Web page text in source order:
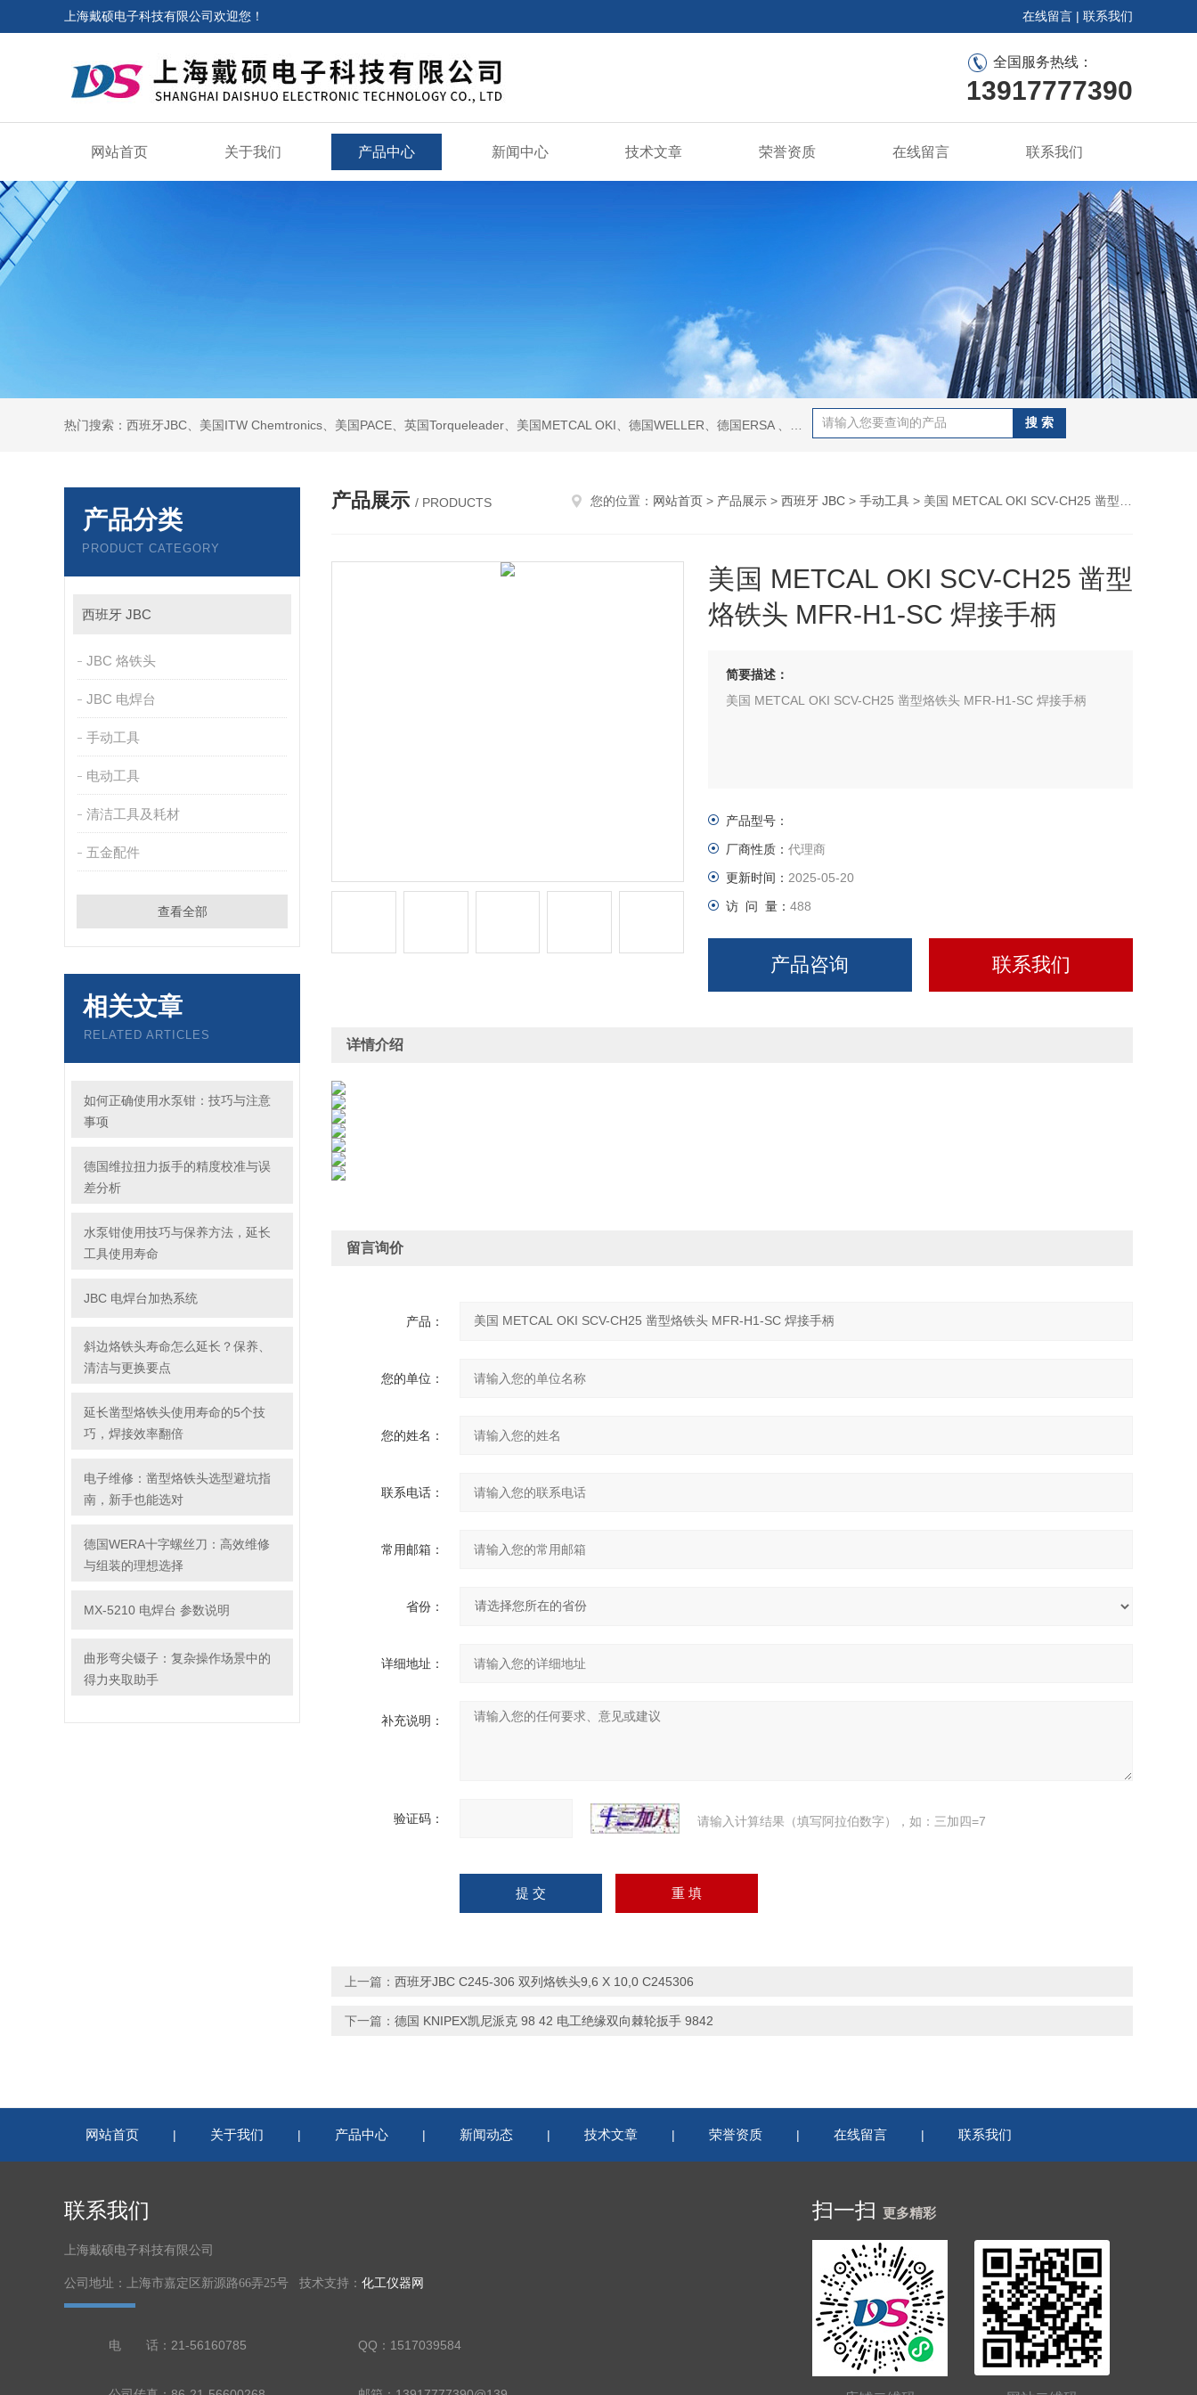
上海戴硕电子科技有限公司欢迎您！ 在线留言 | 联系我们
全国服务热线：
13917777390
网站首页 关于我们 产品中心 新闻中心 技术文章 荣誉资质 在线留言 联系我们
产品分类
PRODUCT CATEGORY
西班牙 JBC
JBC 烙铁头
JBC 电焊台
手动工具
电动工具
清洁工具及耗材
五金配件
查看全部
相关文章
RELATED ARTICLES
如何正确使用水泵钳：技巧与注意
事项
德国维拉扭力扳手的精度校准与误
差分析
水泵钳使用技巧与保养方法，延长
工具使用寿命
JBC 电焊台加热系统
斜边烙铁头寿命怎么延长？保养、
清洁与更换要点
延长凿型烙铁头使用寿命的5个技
巧，焊接效率翻倍
电子维修：凿型烙铁头选型避坑指
南，新手也能选对
德国WERA十字螺丝刀：高效维修
与组装的理想选择
MX-5210 电焊台 参数说明
曲形弯尖镊子：复杂操作场景中的
得力夹取助手
产品展示 / PRODUCTS 您的位置： 网站首页 > 产品展示 > 西班牙 JBC > 手动工具 > 美国 METCAL OKI SCV-CH25 凿型烙铁头 MFR-H1-SC 焊接手柄
美国 METCAL OKI SCV-CH25 凿型
烙铁头 MFR-H1-SC 焊接手柄
简要描述：
美国 METCAL OKI SCV-CH25 凿型烙铁头 MFR-H1-SC 焊接手柄
产品型号：
厂商性质： 代理商
更新时间： 2025-05-20
访 问 量： 488
产品咨询 联系我们
详情介绍
留言询价
产品：
您的单位：
您的姓名：
联系电话：
常用邮箱：
省份：
详细地址：
补充说明：
验证码： 请输入计算结果（填写阿拉伯数字），如：三加四=7
上一篇： 西班牙JBC C245-306 双列烙铁头9,6 X 10,0 C245306
下一篇： 德国 KNIPEX凯尼派克 98 42 电工绝缘双向棘轮扳手 9842
网站首页 | 关于我们 | 产品中心 | 新闻动态 | 技术文章 | 荣誉资质 | 在线留言 | 联系我们
联系我们
上海戴硕电子科技有限公司
公司地址：上海市嘉定区新源路66弄25号 技术支持： 化工仪器网
电 话：21-56160785 QQ：1517039584
扫一扫 更多精彩